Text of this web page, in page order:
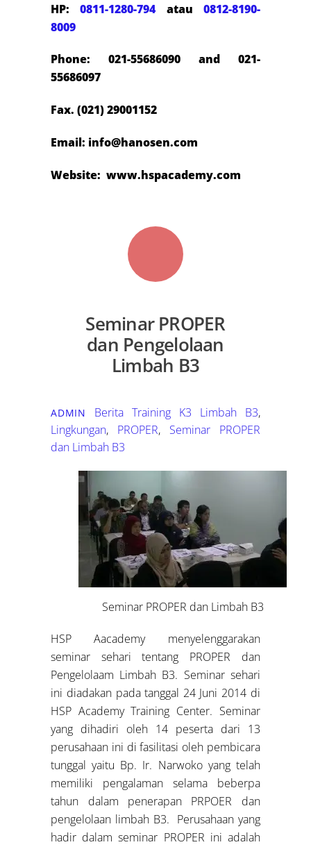
HP:0811-1280-794atau 0812-8190-
8009
Phone: 021-55686090 and 021-
55686097
Fax. (021) 29001152
Email: info@hanosen.com
Website: www.hspacademy.com
Seminar PROPER
dan Pengelolaan
Limbah B3
ADMIN Berita Training K3 Limbah B3,
Lingkungan, PROPER, Seminar PROPER
dan Limbah B3
Seminar PROPER dan Limbah B3
HSP Aacademy menyelenggarakan
seminar sehari tentang PROPER dan
Pengelolaam Limbah B3. Seminar sehari
ini diadakan pada tanggal 24 Juni 2014 di
HSP Academy Training Center. Seminar
yang dihadiri oleh 14 peserta dari 13
perusahaan ini di fasilitasi oleh pembicara
tunggal yaitu Bp. Ir. Narwoko yang telah
memiliki pengalaman selama beberpa
tahun dalam penerapan PRPOER dan
pengelolaan limbah B3. Perusahaan yang
hadir dalam seminar PROPER ini adalah